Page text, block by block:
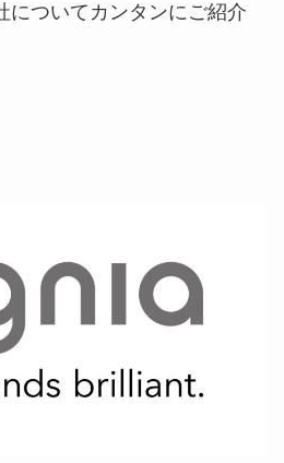
についてカンタンにご紹介